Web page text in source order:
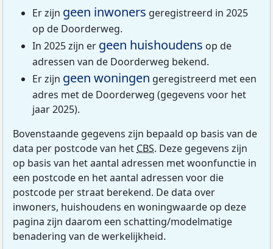
Er zijn geen inwoners geregistreerd in 2025
op de Doorderweg.
In 2025 zijn er geen huishoudens op de
adressen van de Doorderweg bekend.
Er zijn geen woningen geregistreerd met een
adres met de Doorderweg (gegevens voor het
jaar 2025).
Bovenstaande gegevens zijn bepaald op basis van de
data per postcode van het CBS. Deze gegevens zijn
op basis van het aantal adressen met woonfunctie in
een postcode en het aantal adressen voor die
postcode per straat berekend. De data over
inwoners, huishoudens en woningwaarde op deze
pagina zijn daarom een schatting/modelmatige
benadering van de werkelijkheid.